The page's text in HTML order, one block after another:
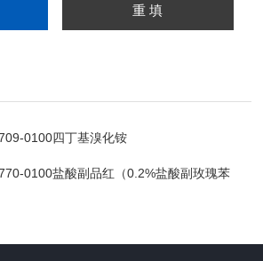
0100四丁基溴化铵
0100盐酸副品红（0.2%盐酸副玫瑰苯